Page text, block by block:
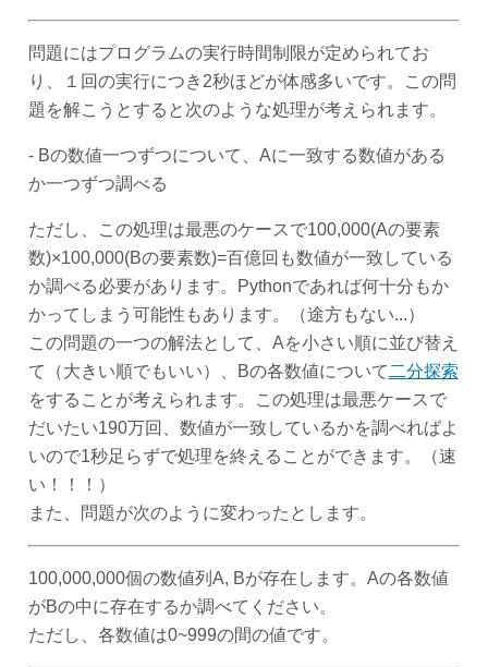
問題にはプログラムの実行時間制限が定められてお
り、１回の実行につき2秒ほどが体感多いです。この問
題を解こうとすると次のような処理が考えられます。
- Bの数値一つずつについて、Aに一致する数値がある
か一つずつ調べる
ただし、この処理は最悪のケースで100,000(Aの要素
数)×100,000(Bの要素数)=百億回も数値が一致している
か調べる必要があります。Pythonであれば何十分もか
かってしまう可能性もあります。（途方もない...）
この問題の一つの解法として、Aを小さい順に並び替え
て（大きい順でもいい）、Bの各数値について 二分探索
をすることが考えられます。この処理は最悪ケースで
だいたい190万回、数値が一致しているかを調べればよ
いので1秒足らずで処理を終えることができます。（速
い！！！）
また、問題が次のように変わったとします。
100,000,000個の数値列A, Bが存在します。Aの各数値
がBの中に存在するか調べてください。
ただし、各数値は0~999の間の値です。